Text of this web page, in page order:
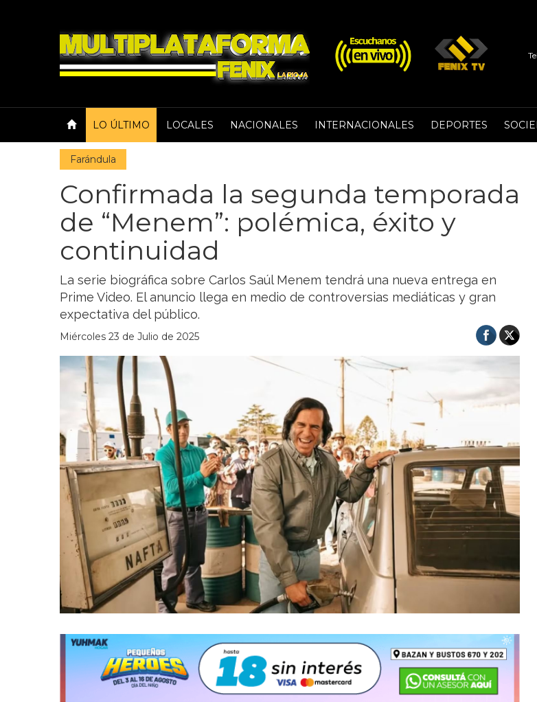
LO ÚLTIMO LOCALES NACIONALES INTERNACIONALES DEPORTES
Farándula
Confirmada la segunda temporada
de “Menem”: polémica, éxito y
continuidad
La serie biográfica sobre Carlos Saúl Menem tendrá una nueva entrega en
Prime Video. El anuncio llega en medio de controversias mediáticas y gran
expectativa del público.
Miércoles 23 de Julio de 2025